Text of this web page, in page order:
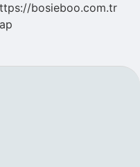
bosieboo.com.tr